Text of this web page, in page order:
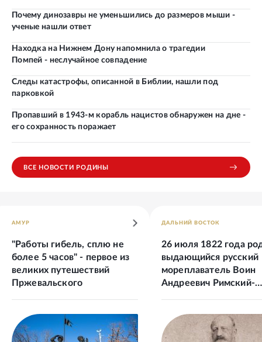
Почему динозавры не уменьшились до размеров мыши -
ученые нашли ответ
Находка на Нижнем Дону напомнила о трагедии
Помпей - неслучайное совпадение
Следы катастрофы, описанной в Библии, нашли под
парковкой
Пропавший в 1943-м корабль нацистов обнаружен на дне -
его сохранность поражает
ВСЕ НОВОСТИ РОДИНЫ
АМУР
"Работы гибель, сплю не
более 5 часов" - первое из
великих путешествий
Пржевальского
ДАЛЬНИЙ ВОСТОК
26 июля 1822 года
выдающийся русский
мореплаватель Воин
Андреевич Римский-